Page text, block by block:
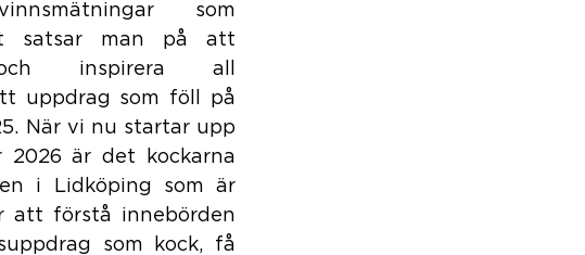
som
satsar man på att
inspirera all
uppdrag som föll på
När vi nu startar upp
2026 är det kockarna
i Lidköping som är
att förstå innebörden
som kock, få